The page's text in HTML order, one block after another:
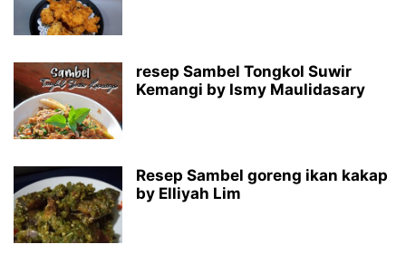
resep Sambel Tongkol Suwir
Kemangi by Ismy Maulidasary
Resep Sambel goreng ikan kakap
by Elliyah Lim